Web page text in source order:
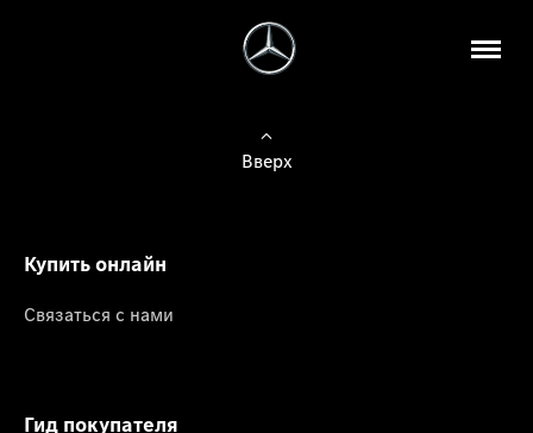
Вверх
Купить онлайн
Связаться с нами
Гид покупателя